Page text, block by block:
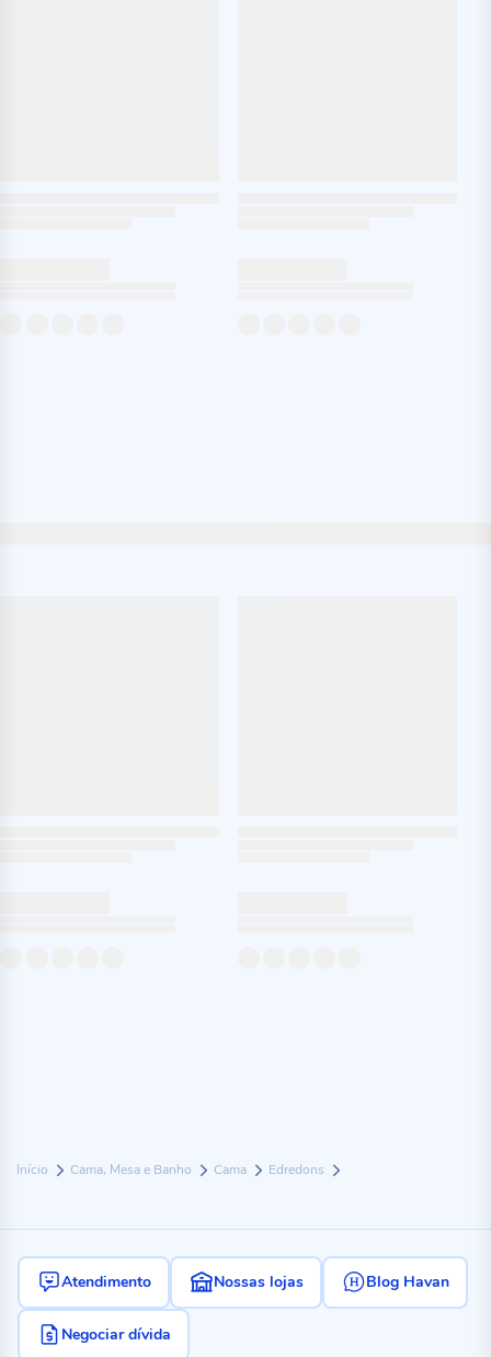
Início Cama, Mesa e Banho Cama Edredons
Atendimento Nossas lojas Blog Havan
Negociar dívida